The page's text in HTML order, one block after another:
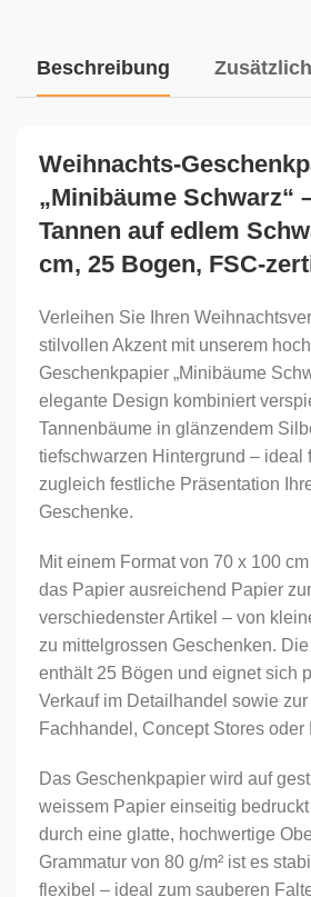
Beschreibung
Weihnachts-
„Minibäume Schwarz“
Tannen auf edlem
cm, 25 Bogen, FSC-
Verleihen Sie Ihren
stilvollen Akzent mit unserem
Geschenkpapier „Minibäume
elegante Design kombiniert
Tannenbäume in glänzendem
tiefschwarzen Hintergrund – ideal
zugleich festliche Präsentation
Geschenke.
Mit einem Format von 70 x 100
das Papier ausreichend Papier
verschiedenster Artikel – von
zu mittelgrossen Geschenken.
enthält 25 Bögen und eignet sich
Verkauf im Detailhandel sowie
Fachhandel, Concept Stores oder
Das Geschenkpapier wird auf
weissem Papier einseitig
durch eine glatte, hochwertige
Grammatur von 80 g/m² ist es
flexibel – ideal zum sauberen